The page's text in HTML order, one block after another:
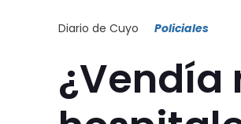
Diario de Cuyo Policiales
¿Vendía